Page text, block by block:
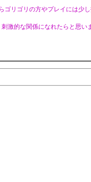
リゴリの方やプレイには少
激的な関係になれたらと思い